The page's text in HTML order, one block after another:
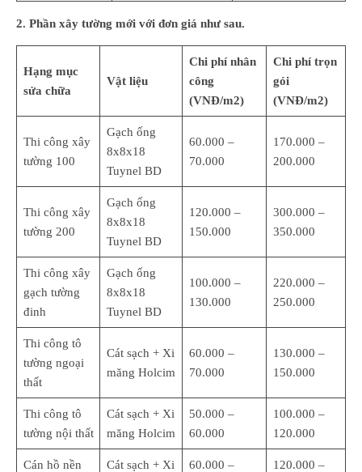
2. Phần xây tường mới với đơn giá như sau.
Hạng mục
sửa chữa
Vật liệu
Chi phí nhân
công
(VNĐ/m2)
Chi phí trọn
gói
(VNĐ/m2)
Thi công xây
tường 100
Gạch ống
8x8x18
Tuynel BD
60.000 –
70.000
170.000 –
200.000
Thi công xây
tường 200
Gạch ống
8x8x18
Tuynel BD
120.000 –
150.000
300.000 –
350.000
Thi công xây
gạch tường
đinh
Gạch ống
8x8x18
Tuynel BD
100.000 –
130.000
220.000 –
250.000
Thi công tô
tường ngoại
thất
Cát sạch + Xi
măng Holcim
60.000 –
70.000
130.000 –
150.000
Thi công tô
tường nội thất
Cát sạch + Xi
măng Holcim
50.000 –
60.000
100.000 –
120.000
Cán hồ nền
Cát sạch + Xi
60.000 –
120.000 –